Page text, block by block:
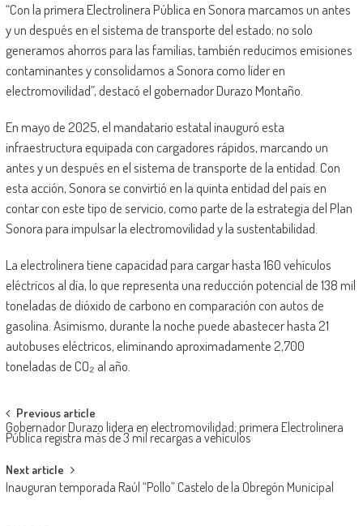
“Con la primera Electrolinera Pública en Sonora marcamos un antes
y un después en el sistema de transporte del estado; no solo
generamos ahorros para las familias, también reducimos emisiones
contaminantes y consolidamos a Sonora como líder en
electromovilidad”, destacó el gobernador Durazo Montaño.
En mayo de 2025, el mandatario estatal inauguró esta
infraestructura equipada con cargadores rápidos, marcando un
antes y un después en el sistema de transporte de la entidad. Con
esta acción, Sonora se convirtió en la quinta entidad del país en
contar con este tipo de servicio, como parte de la estrategia del Plan
Sonora para impulsar la electromovilidad y la sustentabilidad.
La electrolinera tiene capacidad para cargar hasta 160 vehículos
eléctricos al día, lo que representa una reducción potencial de 138 mil
toneladas de dióxido de carbono en comparación con autos de
gasolina. Asimismo, durante la noche puede abastecer hasta 21
autobuses eléctricos, eliminando aproximadamente 2,700
toneladas de CO₂ al año.
Post
navigation
Previous article
Gobernador Durazo lidera en electromovilidad; primera Electrolinera
Pública registra más de 3 mil recargas a vehículos
Next article
Inauguran temporada Raúl “Pollo” Castelo de la Obregón Municipal